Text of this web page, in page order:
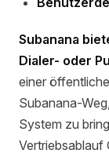
Subanana
Dialer- oder
einer
Subanana-
System zu
Vertriebsablauf